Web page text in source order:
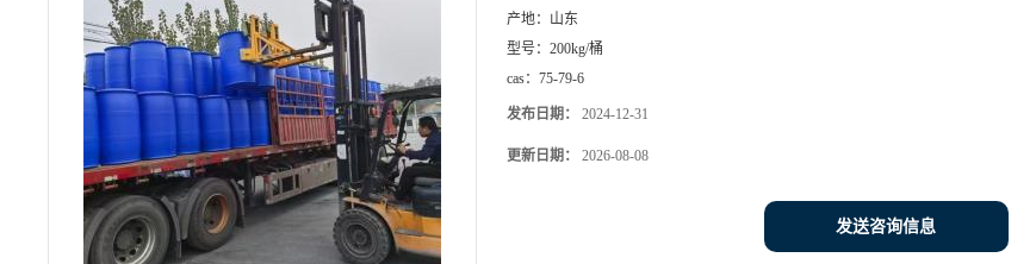
产地： 山东
型号： 200kg/桶
cas： 75-79-6
发布日期： 2024-12-31
更新日期： 2026-08-08
发送咨询信息